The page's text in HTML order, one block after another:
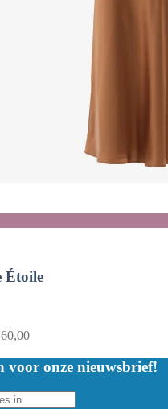
Étoile
60,00
voor onze nieuwsbrief!